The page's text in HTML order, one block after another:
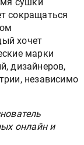
сокращаться
хочет
марки
дизайнеров,
независимо
онлайн и